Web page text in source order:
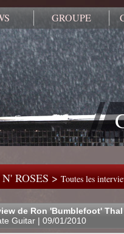
GROUPE
ROSES >Toutes les
de Ron 'Bumblefoot' Thal
Guitar | 09/01/2010